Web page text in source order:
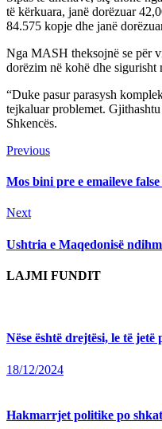
të kërkuara, janë dorëzuar
84.575 kopje dhe janë
Nga MASH theksojnë se për
dorëzim në kohë dhe sigurisht
“Duke pasur parasysh
tejkaluar problemet.
Shkencës.
Continue
Reading
PreviousPrevious
Mos bini pre e emaileve
NextNext
Ushtria e Maqedonisë
LAJMI FUNDIT
Nëse është drejtësi, le të
18/12/2024
Hakmarrjet politike po